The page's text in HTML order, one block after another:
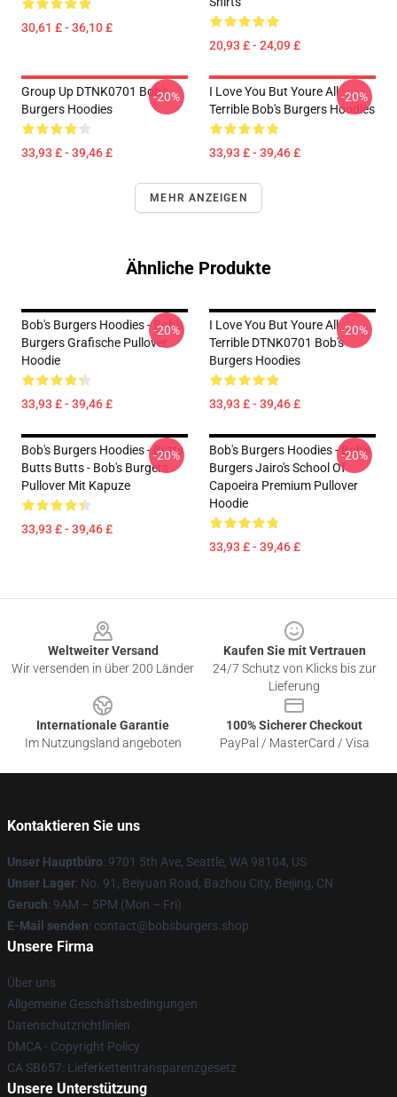
30,61 £ - 36,10 £
20,93 £ - 24,09 £
Group Up DTNK0701 Bob's
Burgers Hoodies
33,93 £ - 39,46 £
-20%
I Love You But Youre All
Terrible Bob's Burgers Hoodies
33,93 £ - 39,46 £
-20%
MEHR ANZEIGEN
Ähnliche Produkte
Bob's Burgers Hoodies - Bob's
Burgers Grafische Pullover
Hoodie
33,93 £ - 39,46 £
-20%
I Love You But Youre All
Terrible DTNK0701 Bob's
Burgers Hoodies
33,93 £ - 39,46 £
-20%
Bob's Burgers Hoodies - Butts
Butts Butts - Bob's Burgers
Pullover Mit Kapuze
33,93 £ - 39,46 £
-20%
Bob's Burgers Hoodies - Bob's
Burgers Jairo's School Of
Capoeira Premium Pullover
Hoodie
33,93 £ - 39,46 £
-20%
Weltweiter Versand
Wir versenden in über 200 Länder
Kaufen Sie mit Vertrauen
24/7 Schutz von Klicks bis zur
Lieferung
Internationale Garantie
Im Nutzungsland angeboten
100% Sicherer Checkout
PayPal / MasterCard / Visa
Kontaktieren Sie uns
Unser Hauptbüro: 9701 5th Ave, Seattle, WA 98104, US
Unser Lager: No. 91, Beiyuan Road, Bazhou City, Beijing, CN
Geruch: 9AM – 5PM (Mon – Fri)
E-Mail senden: contact@bobsburgers.shop
Unsere Firma
Über uns
Allgemeine Geschäftsbedingungen
Datenschutzrichtlinien
DMCA - Copyright Policy
CA SB657: Lieferkettentransparenzgesetz
Unsere Unterstützung